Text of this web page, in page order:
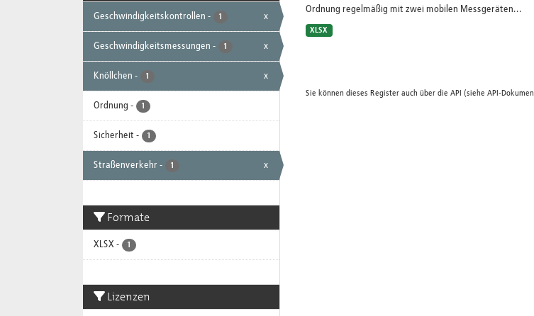
Geschwindigkeitskontrollen - 1 x
Geschwindigkeitsmessungen - 1 x
Knöllchen - 1 x
Ordnung - 1
Sicherheit - 1
Straßenverkehr - 1 x
Formate
XLSX - 1
Lizenzen
Ordnung regelmäßig mit zwei mobilen Messgeräten...
XLSX
Sie können dieses Register auch über die API (siehe API-